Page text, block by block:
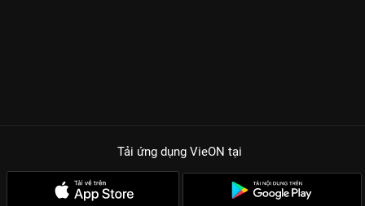
Tải ứng dụng VieON tại